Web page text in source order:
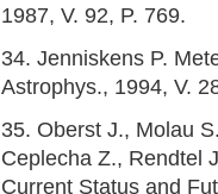
1987, V. 92, P. 769.
34. Jenniskens P.
Astrophys., 1994, V.
35. Oberst J., Molau
Ceplecha Z., Rendtel
Current Status and